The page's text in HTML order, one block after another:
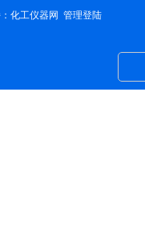
化工仪器网 管理登陆